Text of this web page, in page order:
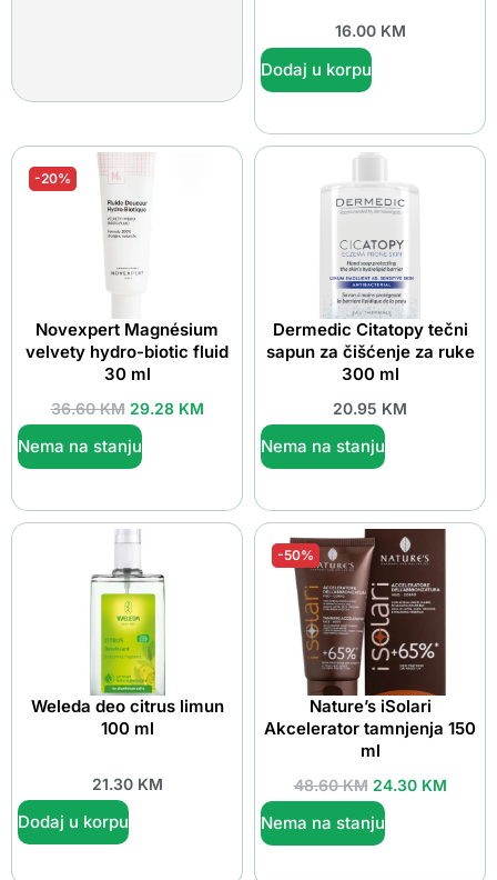
16.00 KM
Dodaj u korpu
-20%
Novexpert Magnésium
velvety hydro-biotic fluid
30 ml
36.60KM 29.28 KM
Nema na stanju
Dermedic Citatopy tečni
sapun za čišćenje za ruke
300 ml
20.95 KM
Nema na stanju
Weleda deo citrus limun
100 ml
21.30 KM
Dodaj u korpu
-50%
Nature’s iSolari
Akcelerator tamnjenja 150
ml
48.60KM 24.30 KM
Nema na stanju